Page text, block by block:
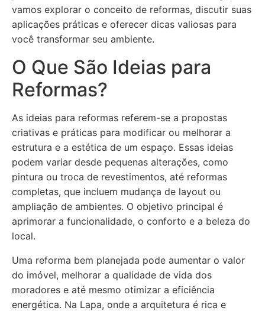
vamos explorar o conceito de reformas, discutir suas
aplicações práticas e oferecer dicas valiosas para
você transformar seu ambiente.
O Que São Ideias para
Reformas?
As ideias para reformas referem-se a propostas
criativas e práticas para modificar ou melhorar a
estrutura e a estética de um espaço. Essas ideias
podem variar desde pequenas alterações, como
pintura ou troca de revestimentos, até reformas
completas, que incluem mudança de layout ou
ampliação de ambientes. O objetivo principal é
aprimorar a funcionalidade, o conforto e a beleza do
local.
Uma reforma bem planejada pode aumentar o valor
do imóvel, melhorar a qualidade de vida dos
moradores e até mesmo otimizar a eficiência
energética. Na Lapa, onde a arquitetura é rica e